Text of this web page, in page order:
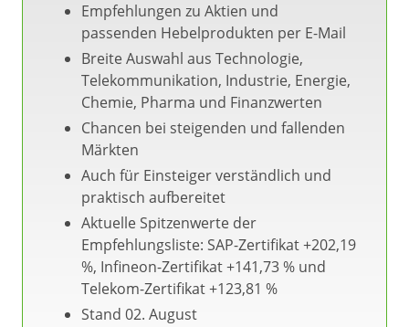
Empfehlungen zu Aktien und
passenden Hebelprodukten per E-Mail
Breite Auswahl aus Technologie,
Telekommunikation, Industrie, Energie,
Chemie, Pharma und Finanzwerten
Chancen bei steigenden und fallenden
Märkten
Auch für Einsteiger verständlich und
praktisch aufbereitet
Aktuelle Spitzenwerte der
Empfehlungsliste: SAP-Zertifikat +202,19
%, Infineon-Zertifikat +141,73 % und
Telekom-Zertifikat +123,81 %
Stand 02. August